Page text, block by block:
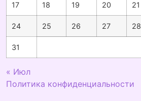
17 18 19 20 21
24 25 26 27 28
31
« Июл
Политика конфиденциальности